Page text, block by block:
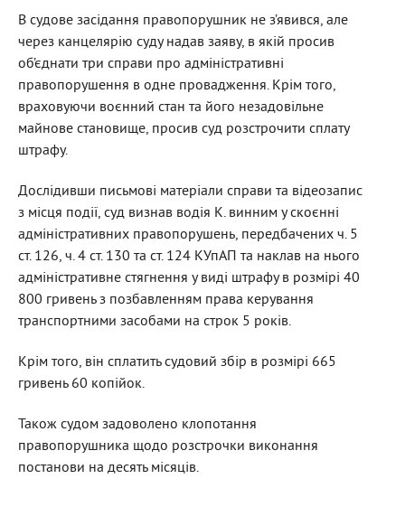
В судове засідання правопорушник не з’явився, але
через канцелярію суду надав заяву, в якій просив
об’єднати три справи про адміністративні
правопорушення в одне провадження. Крім того,
враховуючи воєнний стан та його незадовільне
майнове становище, просив суд розстрочити сплату
штрафу.
Дослідивши письмові матеріали справи та відеозапис
з місця події, суд визнав водія К. винним у скоєнні
адміністративних правопорушень, передбачених ч. 5
ст. 126, ч. 4 ст. 130 та ст. 124 КУпАП та наклав на нього
адміністративне стягнення у виді штрафу в розмірі 40
800 гривень з позбавленням права керування
транспортними засобами на строк 5 років.
Крім того, він сплатить судовий збір в розмірі 665
гривень 60 копійок.
Також судом задоволено клопотання
правопорушника щодо розстрочки виконання
постанови на десять місяців.